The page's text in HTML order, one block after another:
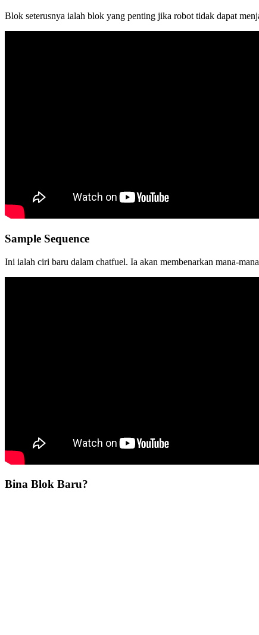
Blok seterusnya ialah blok yang penting jika robot tidak dapat
Sample Sequence
Ini ialah ciri baru dalam chatfuel. Ia akan membenarkan mana-
Bina Blok Baru?